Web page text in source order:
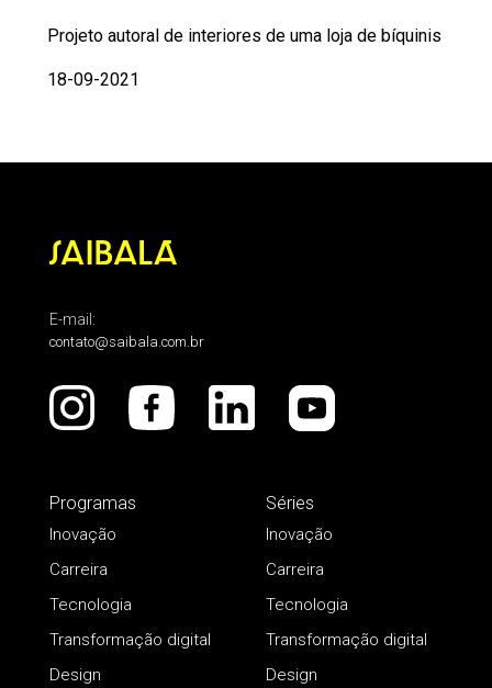
Projeto autoral de interiores de uma loja de bíquinis
18-09-2021
E-mail:
contato@saibala.com.br
Programas
Inovação
Carreira
Tecnologia
Transformação digital
Design
Séries
Inovação
Carreira
Tecnologia
Transformação digital
Design